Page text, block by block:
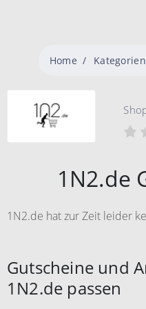
Home Kategorien
1N2.de
1N2.de hat zur Zeit leider
Gutscheine und
1N2.de passen